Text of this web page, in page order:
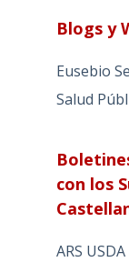
Blogs y
Eusebio
Salud
con los
ARS